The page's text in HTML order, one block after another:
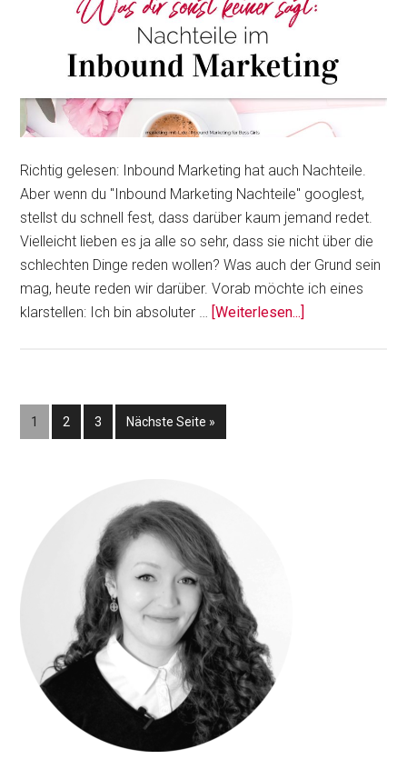
Richtig gelesen: Inbound Marketing hat auch Nachteile.
Aber wenn du "Inbound Marketing Nachteile" googlest,
stellst du schnell fest, dass darüber kaum jemand redet.
Vielleicht lieben es ja alle so sehr, dass sie nicht über die
schlechten Dinge reden wollen? Was auch der Grund sein
mag, heute reden wir darüber. Vorab möchte ich eines
klarstellen: Ich bin absoluter … [Weiterlesen...]
Seite
1 Seite
2 Seite
3 Nächste Seite aufrufen
»
Seitenspalte